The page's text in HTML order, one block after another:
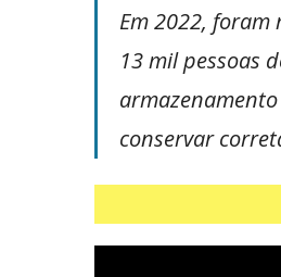
Em 2022,
13 mil pessoas
conservar